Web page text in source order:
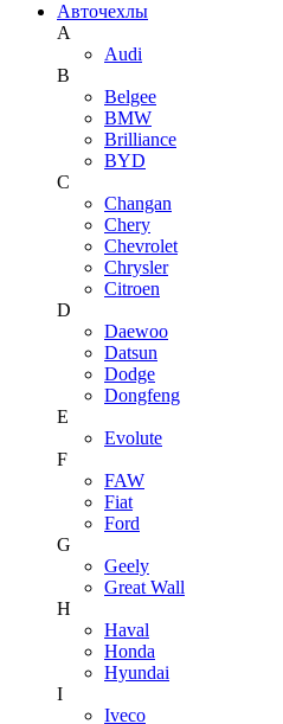
Авточехлы
A
Audi
B
Belgee
BMW
Brilliance
BYD
C
Changan
Chery
Chevrolet
Chrysler
Citroen
D
Daewoo
Datsun
Dodge
Dongfeng
E
Evolute
F
FAW
Fiat
Ford
G
Geely
Great Wall
H
Haval
Honda
Hyundai
I
Iveco